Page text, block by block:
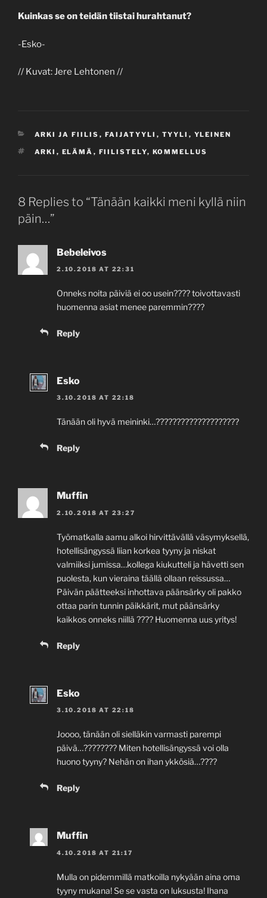
Kuinkas se on teidän tiistai hurahtanut?
-Esko-
// Kuvat: Jere Lehtonen //
CATEGORIES
ARKI JA FIILIS , FAIJATYYLI , TYYLI , YLEINEN
TAGS
ARKI , ELÄMÄ , FIILISTELY, KOMMELLUS
8 Replies to “Tänään kaikki meni kyllä niin
päin…”
Bebeleivos
2.10.2018 AT 22:31
Onneks noita päiviä ei oo usein???? toivottavasti
huomenna asiat menee paremmin????
Reply
Esko
3.10.2018 AT 22:18
Tänään oli hyvä meininki…????????????????????
Reply
Muffin
2.10.2018 AT 23:27
Työmatkalla aamu alkoi hirvittävällä väsymyksellä,
hotellisängyssä liian korkea tyyny ja niskat
valmiiksi jumissa…kollega kiukutteli ja hävetti sen
puolesta, kun vieraina täällä ollaan reissussa…
Päivän päätteeksi inhottava päänsärky oli pakko
ottaa parin tunnin päikkärit, mut päänsärky
kaikkos onneks niillä ???? Huomenna uus yritys!
Reply
Esko
3.10.2018 AT 22:18
Joooo, tänään oli sielläkin varmasti parempi
päivä…???????? Miten hotellisängyssä voi olla
huono tyyny? Nehän on ihan ykkösiä…????
Reply
Muffin
4.10.2018 AT 21:17
Mulla on pidemmillä matkoilla nykyään aina oma
tyyny mukana! Se se vasta on luksusta! Ihana